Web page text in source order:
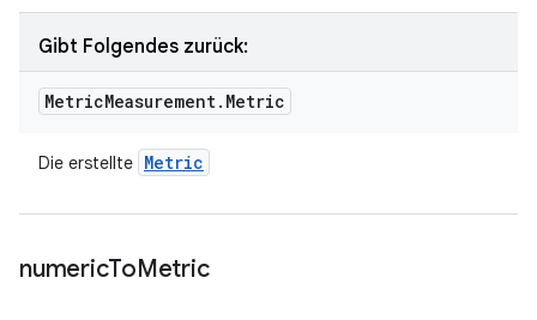
Gibt Folgendes zurück:
MetricMeasurement. Metric
Die erstellte Metric
numericToMetric